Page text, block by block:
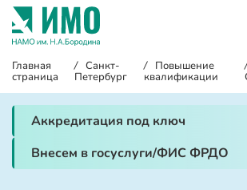
Главная
страница
/ Санкт-
Петербург
/ Повышение
квалификации
/
Аккредитация под ключ
Внесем в госуслуги/ФИС ФРДО